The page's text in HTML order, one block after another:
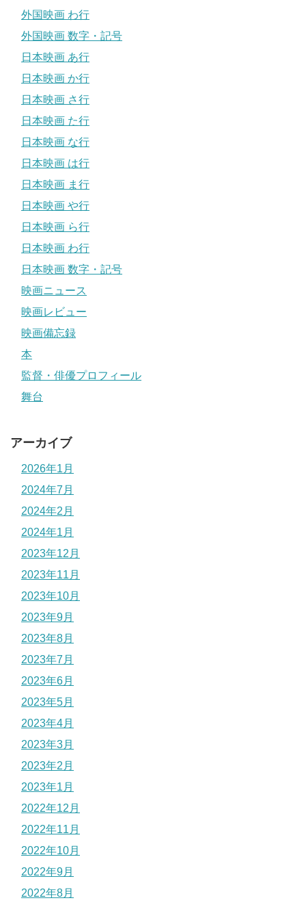
外国映画 わ行
外国映画 数字・記号
日本映画 あ行
日本映画 か行
日本映画 さ行
日本映画 た行
日本映画 な行
日本映画 は行
日本映画 ま行
日本映画 や行
日本映画 ら行
日本映画 わ行
日本映画 数字・記号
映画ニュース
映画レビュー
映画備忘録
本
監督・俳優プロフィール
舞台
アーカイブ
2026年1月
2024年7月
2024年2月
2024年1月
2023年12月
2023年11月
2023年10月
2023年9月
2023年8月
2023年7月
2023年6月
2023年5月
2023年4月
2023年3月
2023年2月
2023年1月
2022年12月
2022年11月
2022年10月
2022年9月
2022年8月